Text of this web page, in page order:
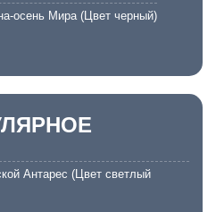
осень Мира (Цвет черный)
Антарес (Цвет светлый